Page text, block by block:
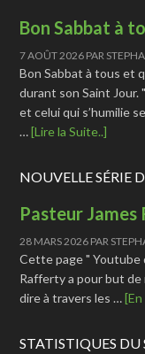
Bon Sabbat à
7 AOÛT 2026 PAR
Bon Sabbat à tous et
durant son Saint Jour.
et celui qui s’humilie
…[Lire la Suite..]
NOUVELLE SÉRIE
Pasteur
28 MARS 2026 PAR
Cette page " Youtube
Rafferty a pour but de
dire à travers les …[En
STATISTIQUES DU